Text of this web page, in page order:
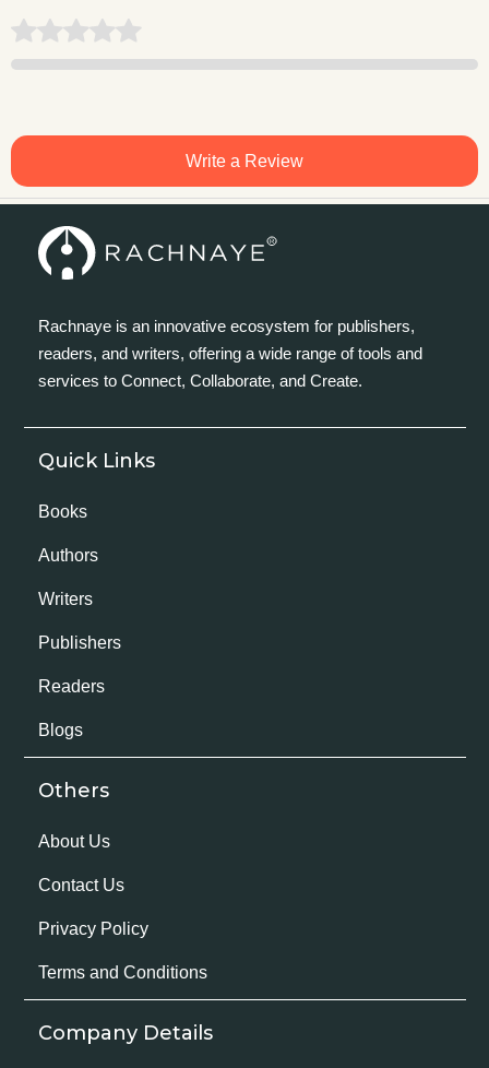
Write a Review
Rachnaye is an innovative ecosystem for publishers,
readers, and writers, offering a wide range of tools and
services to Connect, Collaborate, and Create.
Quick Links
Books
Authors
Writers
Publishers
Readers
Blogs
Others
About Us
Contact Us
Privacy Policy
Terms and Conditions
Company Details